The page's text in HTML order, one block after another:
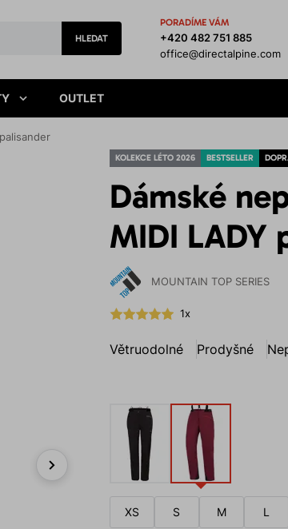
HLEDAT
PORADÍME VÁM
+420 482 751 885
office@directalpine.com
OUTLET
KOLEKCE LÉTO 2026 BESTSELLER
Dámské
MIDI LADY
MOUNTAIN TOP SERIES
1x
Větruodolné Prodyšné
XS S M L